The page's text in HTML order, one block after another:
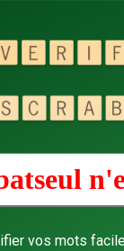
vos mots